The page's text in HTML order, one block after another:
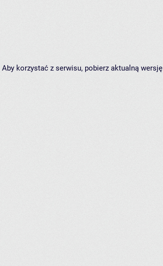
korzystać z serwisu, pobierz aktualną wersję